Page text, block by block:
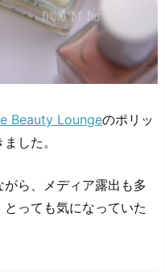
Beauty Loungeのポリッ
した。
ら、メディア露出も多
っても気になっていた